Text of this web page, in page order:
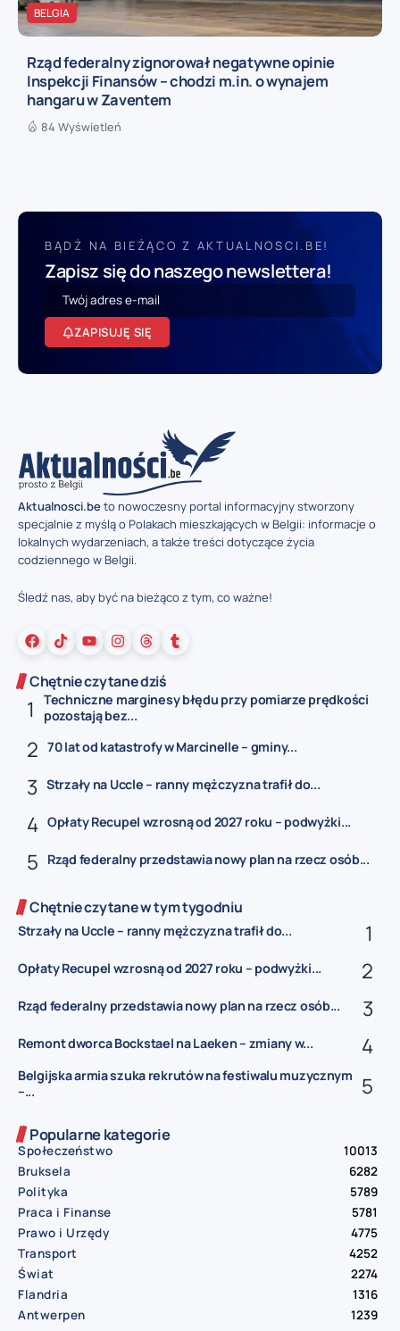
BELGIA
Rząd federalny zignorował negatywne opinie
Inspekcji Finansów – chodzi m.in. o wynajem
hangaru w Zaventem
84 Wyświetleń
BĄDŹ NA BIEŻĄCO Z AKTUALNOSCI.BE!
Zapisz się do naszego newslettera!
ZAPISUJĘ SIĘ
Aktualnosci.beto nowoczesny portal informacyjny stworzony
specjalnie z myślą o Polakach mieszkających w Belgii: informacje o
lokalnych wydarzeniach, a także treści dotyczące życia
codziennego w Belgii.
Śledź nas, aby być na bieżąco z tym, co ważne!
Chętnie czytane dziś
Techniczne marginesy błędu przy pomiarze prędkości
pozostają bez...
70 lat od katastrofy w Marcinelle – gminy...
Strzały na Uccle – ranny mężczyzna trafił do...
Opłaty Recupel wzrosną od 2027 roku – podwyżki...
Rząd federalny przedstawia nowy plan na rzecz osób...
Chętnie czytane w tym tygodniu
Strzały na Uccle – ranny mężczyzna trafił do...
Opłaty Recupel wzrosną od 2027 roku – podwyżki...
Rząd federalny przedstawia nowy plan na rzecz osób...
Remont dworca Bockstael na Laeken – zmiany w...
Belgijska armia szuka rekrutów na festiwalu muzycznym
–...
Popularne kategorie
Społeczeństwo
10013
Bruksela
6282
Polityka
5789
Praca i Finanse
5781
Prawo i Urzędy
4775
Transport
4252
Świat
2274
Flandria
1316
Antwerpen
1239